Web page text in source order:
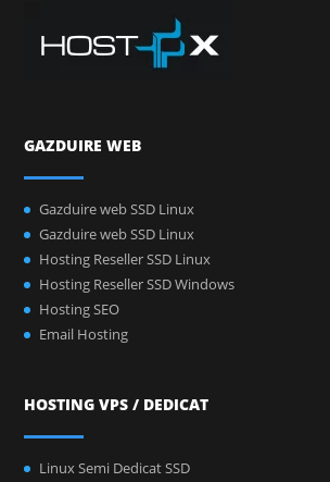
GAZDUIRE WEB
Gazduire web SSD Linux
Gazduire web SSD Linux
Hosting Reseller SSD Linux
Hosting Reseller SSD Windows
Hosting SEO
Email Hosting
HOSTING VPS / DEDICAT
Linux Semi Dedicat SSD